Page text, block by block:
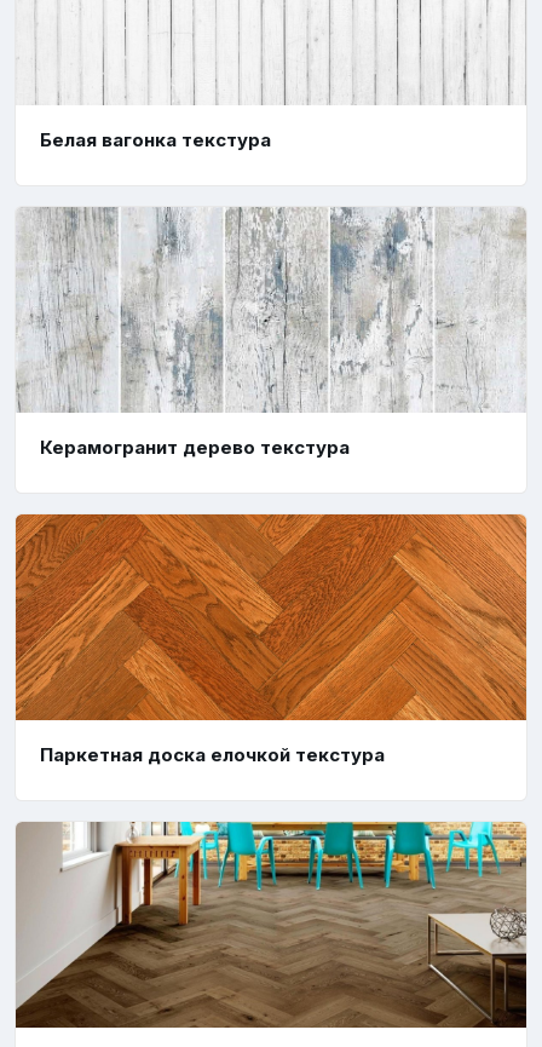
Белая вагонка текстура
Керамогранит дерево текстура
Паркетная доска елочкой текстура